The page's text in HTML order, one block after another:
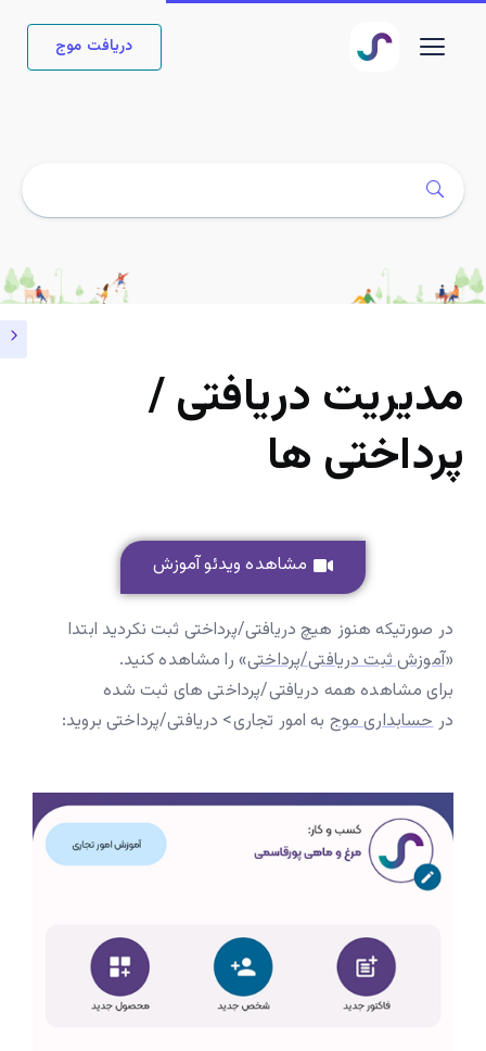
دریافت موج
مدیریت دریافتی /
پرداختی ها
مشاهده ویدئو آموزش
در صورتیکه هنوز هیچ دریافتی/پرداختی ثبت نکردید ابتدا
«آموزش ثبت دریافتی/پرداختی» را مشاهده کنید.
برای مشاهده همه دریافتی/پرداختی های ثبت شده
درحسابداری موج به امور تجاری> دریافتی/پرداختی بروید: